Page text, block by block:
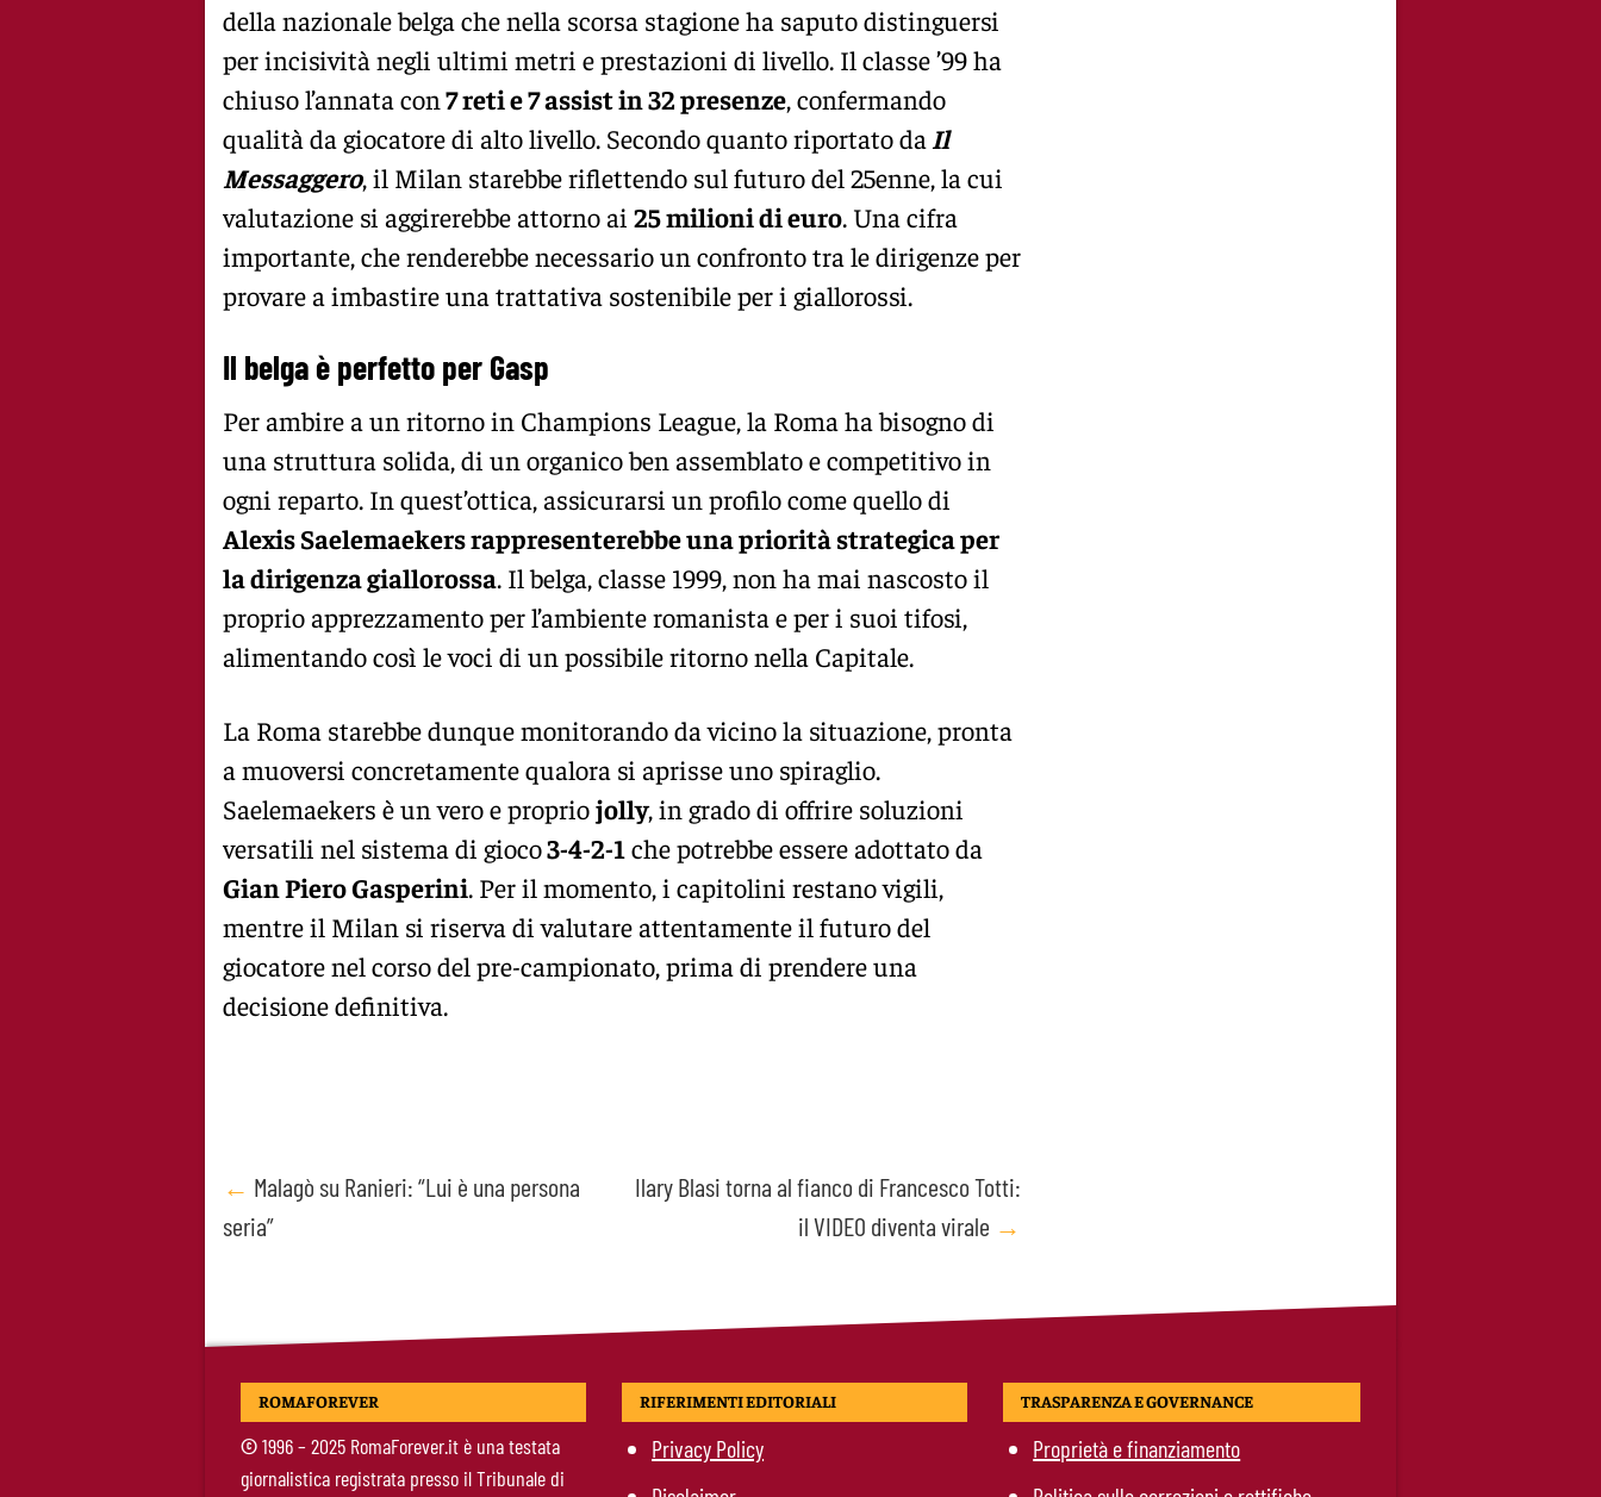
della nazionale belga che nella scorsa stagione ha saputo distinguersi
per incisività negli ultimi metri e prestazioni di livello. Il classe ’99 ha
chiuso l’annata con7 reti e 7 assist in 32 presenze, confermando
qualità da giocatore di alto livello. Secondo quanto riportato da Il
Messaggero, il Milan starebbe riflettendo sul futuro del 25enne, la cui
valutazione si aggirerebbe attorno ai 25 milioni di euro. Una cifra
importante, che renderebbe necessario un confronto tra le dirigenze per
provare a imbastire una trattativa sostenibile per i giallorossi.
Il belga è perfetto per Gasp
Per ambire a un ritorno in Champions League, la Roma ha bisogno di
una struttura solida, di un organico ben assemblato e competitivo in
ogni reparto. In quest’ottica, assicurarsi un profilo come quello di
Alexis Saelemaekers rappresenterebbe una priorità strategica per
la dirigenza giallorossa. Il belga, classe 1999, non ha mai nascosto il
proprio apprezzamento per l’ambiente romanista e per i suoi tifosi,
alimentando così le voci di un possibile ritorno nella Capitale.
La Roma starebbe dunque monitorando da vicino la situazione, pronta
a muoversi concretamente qualora si aprisse uno spiraglio.
Saelemaekers è un vero e propriojolly, in grado di offrire soluzioni
versatili nel sistema di gioco3-4-2-1 che potrebbe essere adottato da
Gian Piero Gasperini. Per il momento, i capitolini restano vigili,
mentre il Milan si riserva di valutare attentamente il futuro del
giocatore nel corso del pre-campionato, prima di prendere una
decisione definitiva.
Post
navigation
← Malagò su Ranieri: “Lui è una persona
seria”
Ilary Blasi torna al fianco di Francesco Totti:
il VIDEO diventa virale →
ROMAFOREVER
©1996 – 2025 RomaForever.it è una testata
giornalistica registrata presso il Tribunale di
RIFERIMENTI EDITORIALI
Privacy Policy
TRASPARENZA E GOVERNANCE
Proprietà e finanziamento